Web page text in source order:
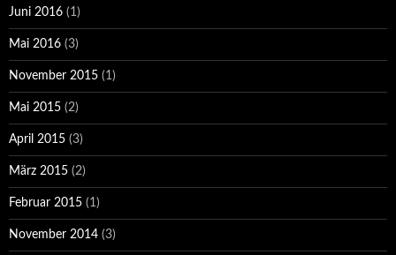
Juni 2016 (1)
Mai 2016 (3)
November 2015 (1)
Mai 2015 (2)
April 2015 (3)
März 2015 (2)
Februar 2015 (1)
November 2014 (3)